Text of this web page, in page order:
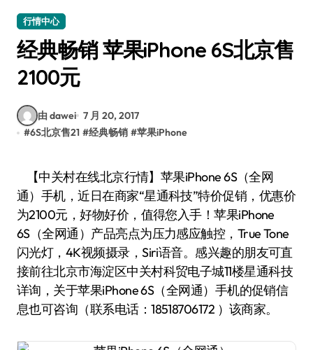
行情中心
经典畅销 苹果iPhone 6S北京售
2100元
由 dawei 7 月 20, 2017
#6S北京售21 #经典畅销 #苹果iPhone
【中关村在线北京行情】苹果iPhone 6S（全网
通）手机，近日在商家“星通科技”特价促销，优惠价
为2100元，好物好价，值得您入手！苹果iPhone
6S（全网通）产品亮点为压力感应触控，True Tone
闪光灯，4K视频摄录，Siri语音。感兴趣的朋友可直
接前往北京市海淀区中关村科贸电子城11楼星通科技
详询，关于苹果iPhone 6S（全网通）手机的促销信
息也可咨询（联系电话：18518706172 ）该商家。